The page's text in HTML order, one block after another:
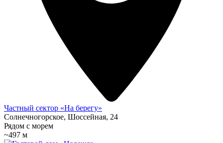
Частный сектор «На берегу»
Солнечногорское, Шоссейная, 24
Рядом с морем
~497 м